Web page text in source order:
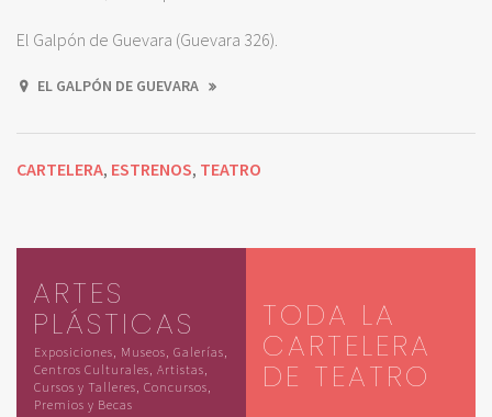
El Galpón de Guevara (Guevara 326).
EL GALPÓN DE GUEVARA
CARTELERA, ESTRENOS, TEATRO
ARTES
PLÁSTICAS
Exposiciones, Museos, Galerías,
Centros Culturales, Artistas,
Cursos y Talleres, Concursos,
Premios y Becas
TODA LA
CARTELERA
DE TEATRO